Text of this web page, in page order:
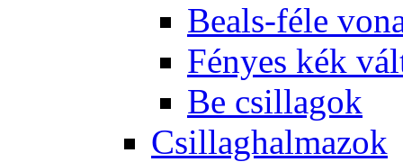
Be­als-fé­le
Fé­nyes kék
Be csil­la­gok
Csil­lag­hal­ma­zok